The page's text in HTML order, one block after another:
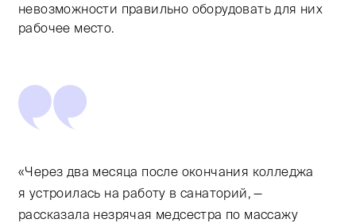
невозможности правильно оборудовать для них
рабочее место.
«Через два месяца после окончания колледжа
я устроилась на работу в санаторий, —
рассказала незрячая медсестра по массажу